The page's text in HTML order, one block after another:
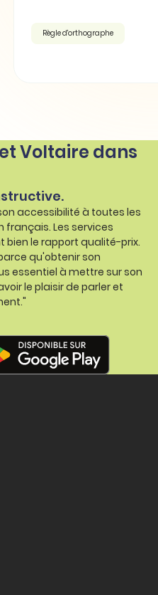
Règle d'orthographe
Voltaire dans
accessibilité à toutes les
français. Les services
le rapport qualité-prix.
qu'obtenir son
essentiel à mettre sur son
le plaisir de parler et